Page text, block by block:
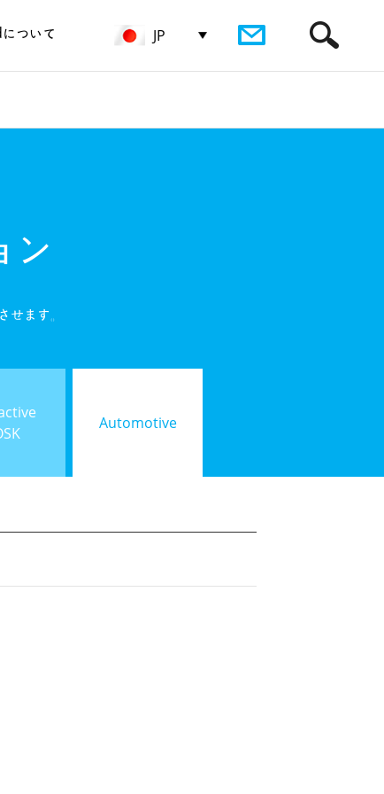
ついて JP
ン
ます。
Automotive